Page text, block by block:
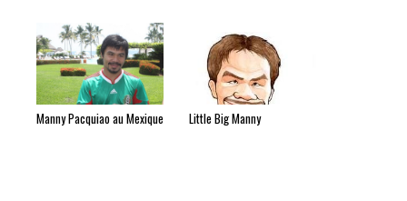
Manny Pacquiao au Mexique Little Big Manny